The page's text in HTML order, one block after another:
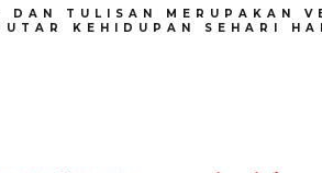
DAN TULISAN MERUPAKAN
KEHIDUPAN SEHARI